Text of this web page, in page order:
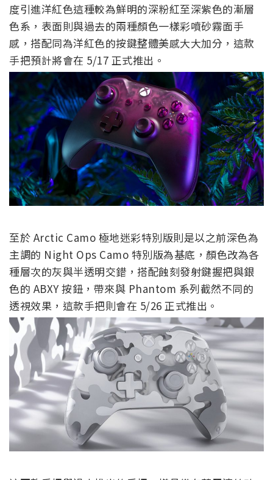
度引進洋紅色這種較為鮮明的深粉紅至深紫色的漸層
色系，表面則與過去的兩種顏色一樣彩噴砂霧面手
感，搭配同為洋紅色的按鍵整體美感大大加分，這款
手把預計將會在 5/17 正式推出。
至於 Arctic Camo 極地迷彩特別版則是以之前深色為
主調的 Night Ops Camo 特別版為基底，顏色改為各
種層次的灰與半透明交錯，搭配蝕刻發射鍵握把與銀
色的 ABXY 按鈕，帶來與 Phantom 系列截然不同的
透視效果，這款手把則會在 5/26 正式推出。